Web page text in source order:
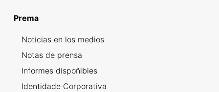
Prema
Noticias en los medios
Notas de prensa
Informes dispoñibles
Identidade Corporativa